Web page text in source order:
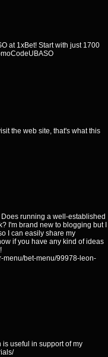
at 1xBet! Start with just 1700
the web site, that's what this
running a well-established
I'm brand new to blogging but I
I can easily share my
if you have any kind of ideas
menu/bet-menu/99978-leon-
is useful in support of my